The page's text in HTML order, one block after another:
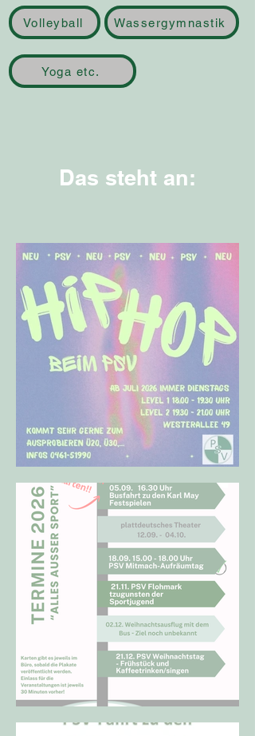
Volleyball Wassergymnastik
Yoga etc.
Das steht an:
NEU - HIPHOP
Termine 02-26